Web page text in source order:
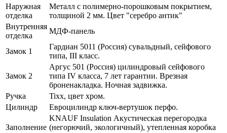
Наружная
отделка
Металл с полимерно-порошковым покрытием,
толщиной 2 мм. Цвет "серебро антик"
Внутренняя
отделка
МДФ-панель
Замок 1
Гардиан 5011 (Россия) сувальдный, сейфового
типа, III класс.
Замок 2
Аргус 501 (Россия) цилиндровый сейфового
типа IV класса, 7 лет гарантии. Врезная
броненакладка. Ночная задвижка.
Ручка
Tixx, цвет хром.
Цилиндр
Евроцилиндр ключ-вертушок перфо.
Заполнение
KNAUF Insulation Акустическая перегородка
(негорючий, экологичный), утепленная коробка